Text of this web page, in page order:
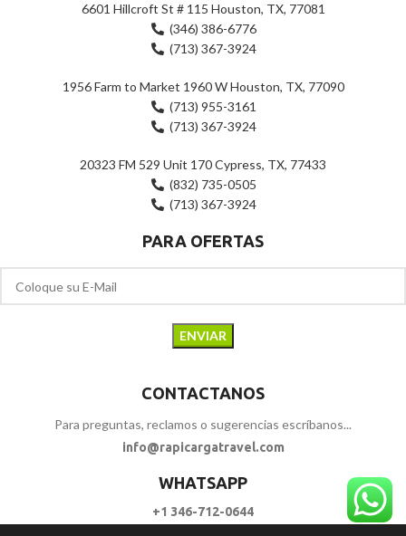
6601 Hillcroft St # 115 Houston, TX, 77081
(346) 386-6776
(713) 367-3924
1956 Farm to Market 1960 W Houston, TX, 77090
(713) 955-3161
(713) 367-3924
20323 FM 529 Unit 170 Cypress, TX, 77433
(832) 735-0505
(713) 367-3924
PARA OFERTAS
CONTACTANOS
Para preguntas, reclamos o sugerencias escríbanos...
info@rapicargatravel.com
WHATSAPP
+1 346-712-0644